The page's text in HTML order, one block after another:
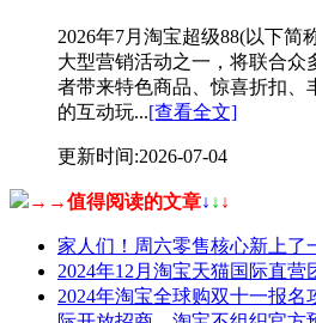
2026年7月淘宝超级88(以下简
大型营销活动之一，将联合众
者带来特色商品、惊喜折扣、
的互动玩...[查看全文]
更新时间:2026-07-04
→→值得阅读的文章↓ ↓ ↓
家人们！周六零售核心新上了
2024年12月淘宝天猫国际直营
2024年淘宝全球购双十一报